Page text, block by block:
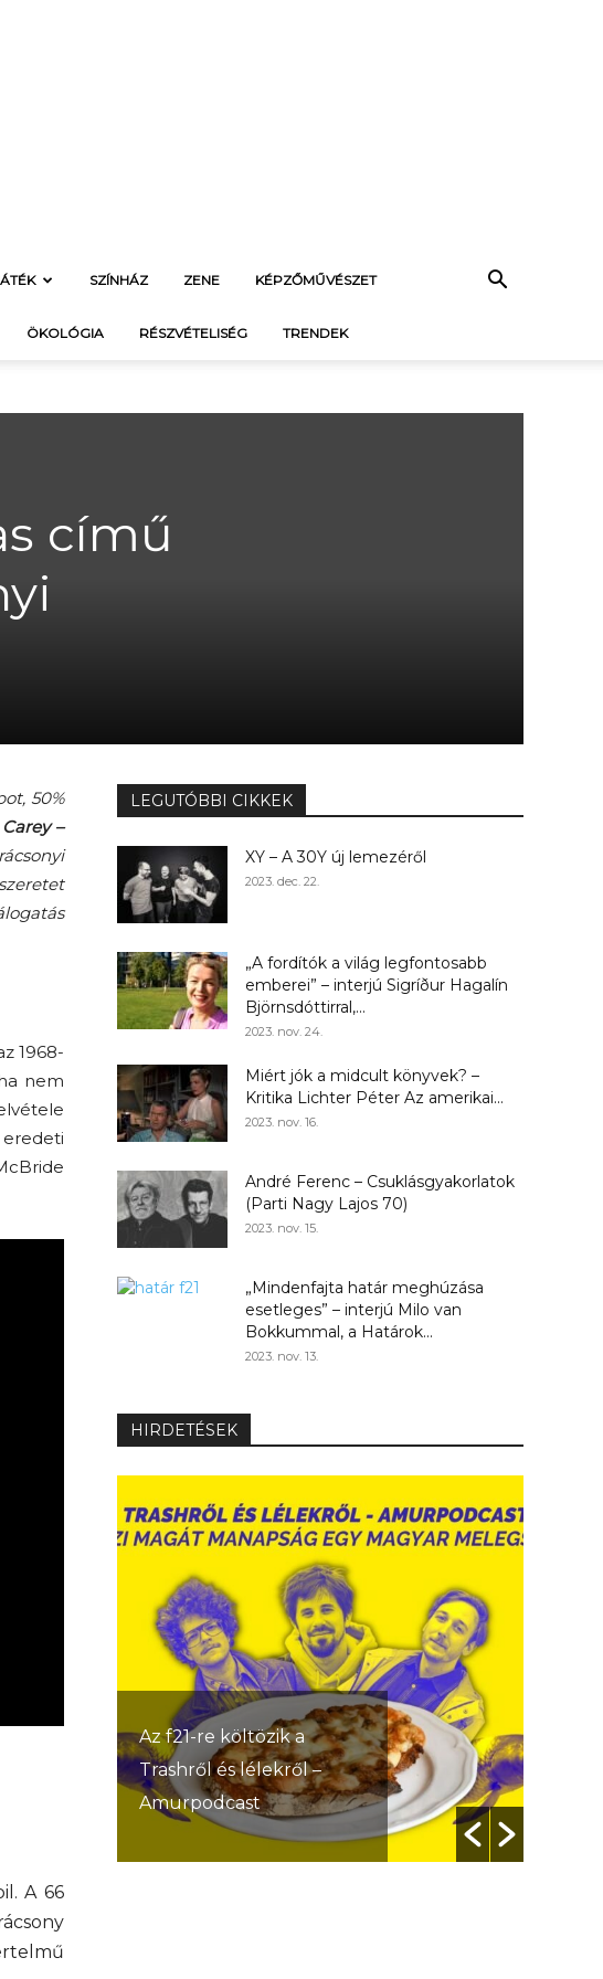
SZÍNHÁZ ZENE KÉPZŐMŰVÉSZET
ÖKOLÓGIA RÉSZVÉTELISÉG TRENDEK
című
50%
–
1968-
nem
A 66
LEGUTÓBBI CIKKEK
XY – A 30Y új lemezéről
2023. dec. 22.
„A fordítók a világ legfontosabb
emberei” – interjú Sigríður Hagalín
Björnsdóttirral,...
2023. nov. 24.
Miért jók a midcult könyvek? –
Kritika Lichter Péter Az amerikai...
2023. nov. 16.
André Ferenc – Csuklásgyakorlatok
(Parti Nagy Lajos 70)
2023. nov. 15.
„Mindenfajta határ meghúzása
esetleges” – interjú Milo van
Bokkummal, a Határok...
2023. nov. 13.
HIRDETÉSEK
Az f21-re költözik a
Trashről és lélekről –
Amurpodcast